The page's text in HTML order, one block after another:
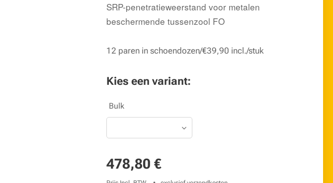
SRP-penetratieweerstand voor metalen
beschermende tussenzool FO
12 paren in schoendozen/€39,90 incl./stuk
Kies een variant:
Bulk
478,80 €